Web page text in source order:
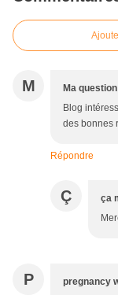
M Ma question
Blog
des bonnes
Répondre
Ç ça
P pregnancy